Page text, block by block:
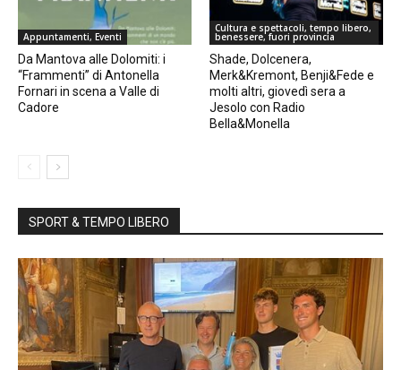
Appuntamenti, Eventi
Da Mantova alle Dolomiti: i
“Frammenti” di Antonella
Fornari in scena a Valle di
Cadore
Cultura e spettacoli, tempo libero,
benessere, fuori provincia
Shade, Dolcenera,
Merk&Kremont, Benji&Fede e
molti altri, giovedì sera a
Jesolo con Radio
Bella&Monella
SPORT & TEMPO LIBERO